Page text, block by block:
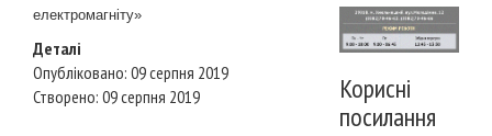
електромагніту»
Деталі
Опубліковано: 09 серпня 2019
Створено: 09 серпня 2019
Корисні
посилання